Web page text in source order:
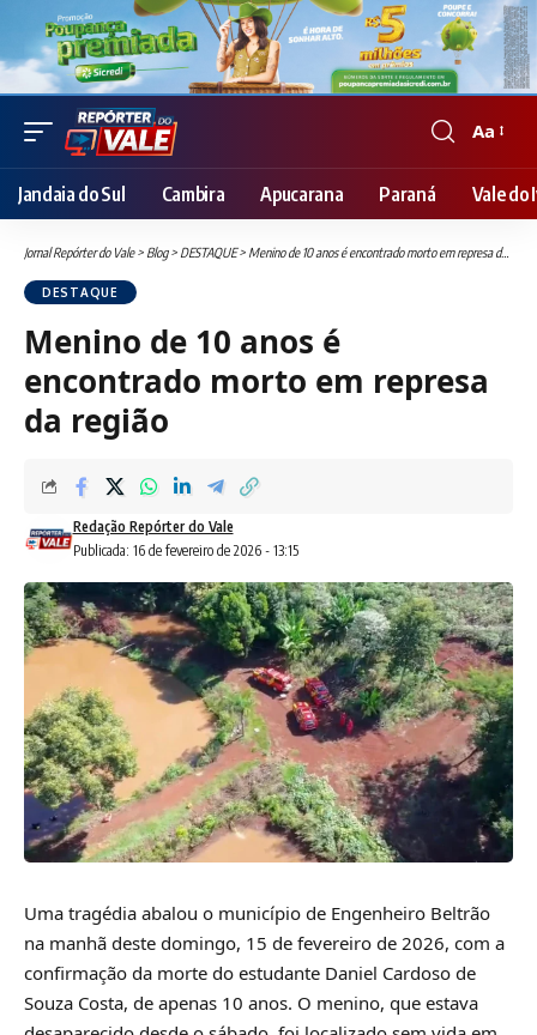
Font
Resizer
Aa
Jandaia do Sul Cambira Apucarana Paraná Vale do
Jornal Repórter do Vale> Blog> DESTAQUE> Menino de 10 anos é encontrado morto em represa da região
DESTAQUE
Menino de 10 anos é
encontrado morto em represa
da região
Publicada: 16 de fevereiro de 2026 - 13:15
Redação Repórter do Vale
Uma tragédia abalou o município de Engenheiro Beltrão
na manhã deste domingo, 15 de fevereiro de 2026, com a
confirmação da morte do estudante Daniel Cardoso de
Souza Costa, de apenas 10 anos. O menino, que estava